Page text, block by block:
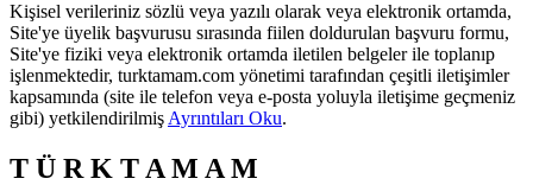
Kişisel verileriniz sözlü veya yazılı olarak veya elektronik ortamda,
Site'ye üyelik başvurusu sırasında fiilen doldurulan başvuru formu,
Site'ye fiziki veya elektronik ortamda iletilen belgeler ile toplanıp
işlenmektedir, turktamam.com yönetimi tarafından çeşitli iletişimler
kapsamında (site ile telefon veya e-posta yoluyla iletişime geçmeniz
gibi) yetkilendirilmiş Ayrıntıları Oku.
T Ü R K T A M A M